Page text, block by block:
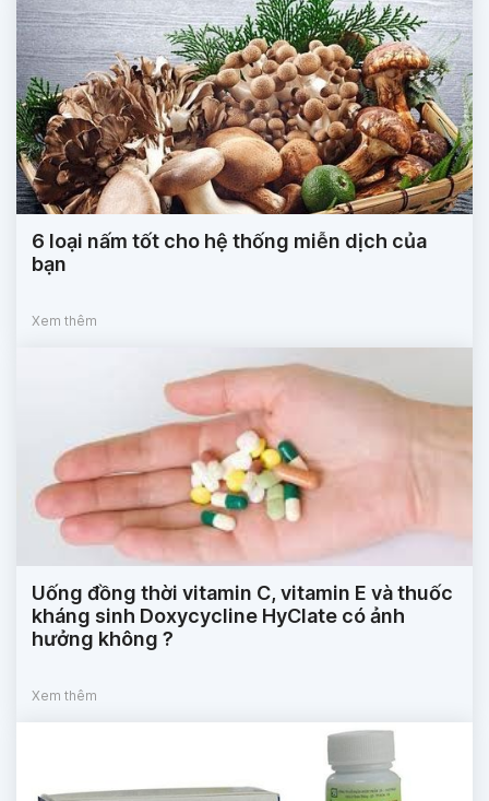
6 loại nấm tốt cho hệ thống miễn dịch của
bạn
Xem thêm
Uống đồng thời vitamin C, vitamin E và thuốc
kháng sinh Doxycycline HyClate có ảnh
hưởng không ?
Xem thêm